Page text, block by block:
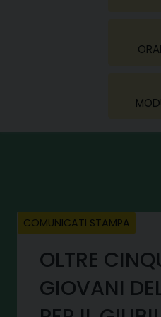
COMUNICATI STAMPA
OLTRE
GIOVANI